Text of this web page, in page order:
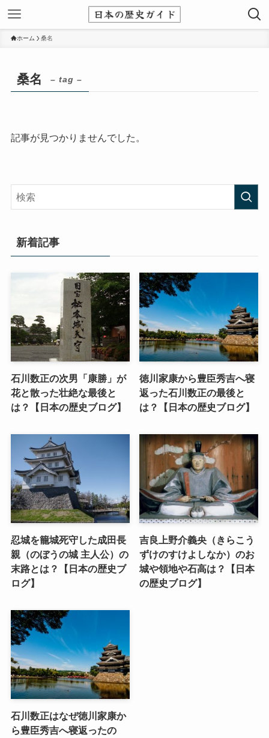
ホーム 桑名
桑名 – tag –
記事が見つかりませんでした。
新着記事
石川数正の次男「康勝」が
花と散った壮絶な最後と
は？【日本の歴史ブログ】
徳川家康から豊臣秀吉へ寝
返った石川数正の最後と
は？【日本の歴史ブログ】
忍城を籠城死守した成田長
親（のぼうの城 主人公）の
末路とは？【日本の歴史ブ
ログ】
吉良上野介義央（きらこう
ずけのすけよしなか）のお
城や領地や石高は？【日本
の歴史ブログ】
石川数正はなぜ徳川家康か
ら豊臣秀吉へ寝返ったの